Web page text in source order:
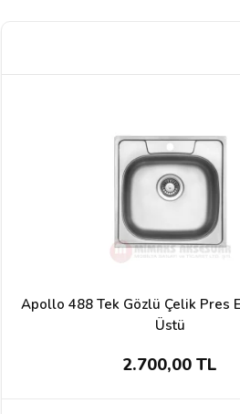
Apollo 488 Tek Gözlü Çelik Pres
Üstü
2.700,00 TL